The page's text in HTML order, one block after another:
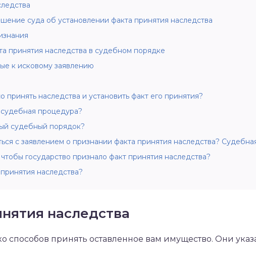
суда об установлении факта принятия наследства
принятия наследства в судебном порядке
к исковому заявлению
принять наследства и установить факт его принятия?
процедура?
судебный порядок?
с заявлением о признании факта принятия наследства?
государство признало факт принятия наследства?
наследства?
наследства
способов принять оставленное вам имущество. Они